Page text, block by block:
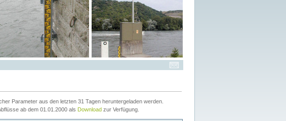
Parameter aus den letzten 31 Tagen heruntergeladen werden.
ab dem 01.01.2000 als Download zur Verfügung.